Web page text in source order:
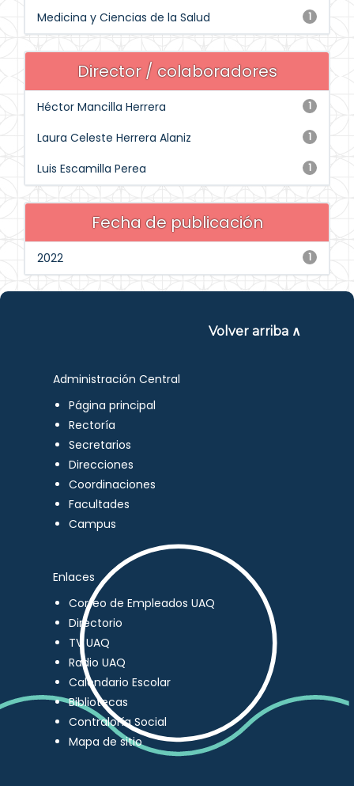
1
Medicina y Ciencias de la Salud
Director / colaboradores
1
Héctor Mancilla Herrera
1
Laura Celeste Herrera Alaniz
1
Luis Escamilla Perea
Fecha de publicación
1
2022
Volver arriba ∧
Administración Central
Página principal
Rectoría
Secretarios
Direcciones
Coordinaciones
Facultades
Campus
Enlaces
Correo de Empleados UAQ
Directorio
TV UAQ
Radio UAQ
Calendario Escolar
Bibliotecas
Contraloría Social
Mapa de sitio